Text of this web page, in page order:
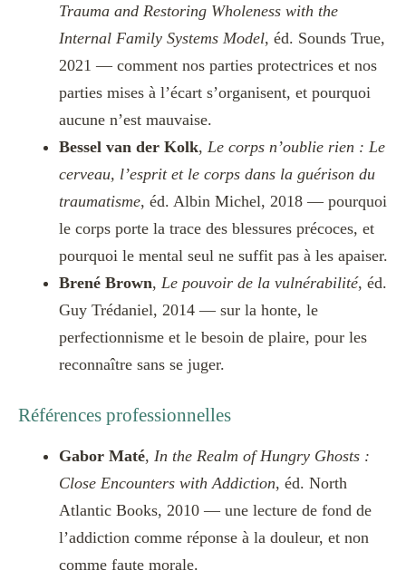
Trauma and Restoring Wholeness with the
Internal Family Systems Model, éd. Sounds True,
2021 — comment nos parties protectrices et nos
parties mises à l’écart s’organisent, et pourquoi
aucune n’est mauvaise.
Bessel van der Kolk, Le corps n’oublie rien : Le
cerveau, l’esprit et le corps dans la guérison du
traumatisme, éd. Albin Michel, 2018 — pourquoi
le corps porte la trace des blessures précoces, et
pourquoi le mental seul ne suffit pas à les apaiser.
Brené Brown, Le pouvoir de la vulnérabilité, éd.
Guy Trédaniel, 2014 — sur la honte, le
perfectionnisme et le besoin de plaire, pour les
reconnaître sans se juger.
Références professionnelles
Gabor Maté, In the Realm of Hungry Ghosts :
Close Encounters with Addiction, éd. North
Atlantic Books, 2010 — une lecture de fond de
l’addiction comme réponse à la douleur, et non
comme faute morale.